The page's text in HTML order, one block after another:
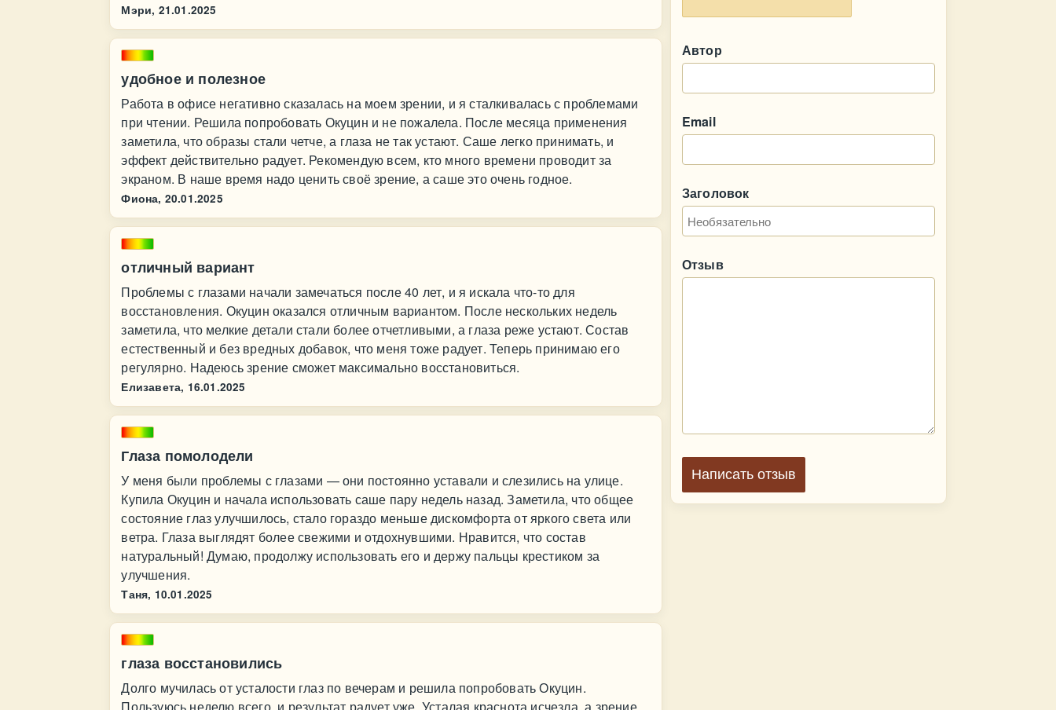
Мэри, 21.01.2025
удобное и полезное
Работа в офисе негативно сказалась на моем зрении, и я сталкивалась с проблемами
при чтении. Решила попробовать Окуцин и не пожалела. После месяца применения
заметила, что образы стали четче, а глаза не так устают. Саше легко принимать, и
эффект действительно радует. Рекомендую всем, кто много времени проводит за
экраном. В наше время надо ценить своё зрение, а саше это очень годное.
Фиона, 20.01.2025
отличный вариант
Проблемы с глазами начали замечаться после 40 лет, и я искала что-то для
восстановления. Окуцин оказался отличным вариантом. После нескольких недель
заметила, что мелкие детали стали более отчетливыми, а глаза реже устают. Состав
естественный и без вредных добавок, что меня тоже радует. Теперь принимаю его
регулярно. Надеюсь зрение сможет максимально восстановиться.
Елизавета, 16.01.2025
Глаза помолодели
У меня были проблемы с глазами — они постоянно уставали и слезились на улице.
Купила Окуцин и начала использовать саше пару недель назад. Заметила, что общее
состояние глаз улучшилось, стало гораздо меньше дискомфорта от яркого света или
ветра. Глаза выглядят более свежими и отдохнувшими. Нравится, что состав
натуральный! Думаю, продолжу использовать его и держу пальцы крестиком за
улучшения.
Таня, 10.01.2025
глаза восстановились
Долго мучилась от усталости глаз по вечерам и решила попробовать Окуцин.
Автор
Email
Заголовок
Отзыв
Написать отзыв